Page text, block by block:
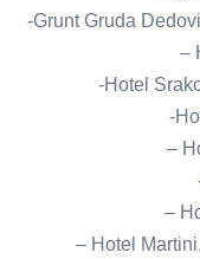
-Grunt Gruda
–
-Hotel
-
–
–
– Hotel